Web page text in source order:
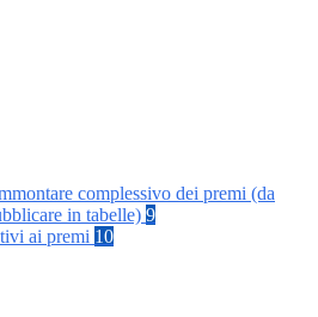
complessivo dei premi (da
in tabelle) 9
ai premi 10